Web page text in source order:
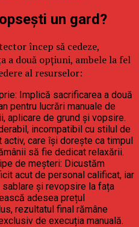
un gard?
încep să cedeze,
a două opțiuni, ambele la fel
al resurselor:
Implică sacrificarea a două
pentru lucrări manuale de
aplicare de grund și vopsire.
incompatibil cu stilul de
care își dorește ca timpul
să fie dedicat relaxării.
de meșteri: Dicustăm
acut de personal calificat, iar
și revopsire la fața
adesea prețul
rezultatul final rămâne
de execuția manuală.